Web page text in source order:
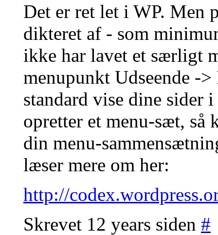
Det er ret let i WP. Men
dikteret af - som
ikke har lavet et særligt
menupunkt Udseende -
standard vise dine sider
opretter et menu-sæt,
din menu-
læser mere om her:
http://
Skrevet 12 years siden #